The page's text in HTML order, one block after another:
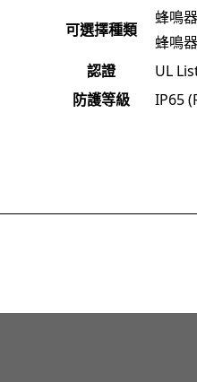
可選擇種類
蜂鳴器
蜂鳴器
認證
UL
防護等級
IP65